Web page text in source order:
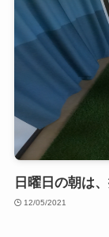
日曜日の朝は
12/05/2021